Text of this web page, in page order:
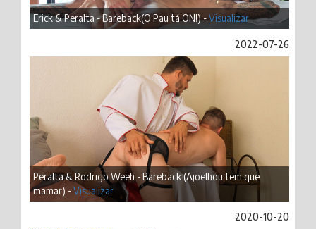
Erick & Peralta - Bareback(O Pau tá ON!) -Visualizar
2022-07-26
Peralta & Rodrigo Weeh - Bareback (Ajoelhou tem que
mamar) -Visualizar
2020-10-20